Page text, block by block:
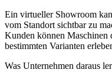
Ein virtueller Showroom
vom Standort sichtbar zu
Kunden können Maschinen
bestimmten Varianten
Was Unternehmen daraus